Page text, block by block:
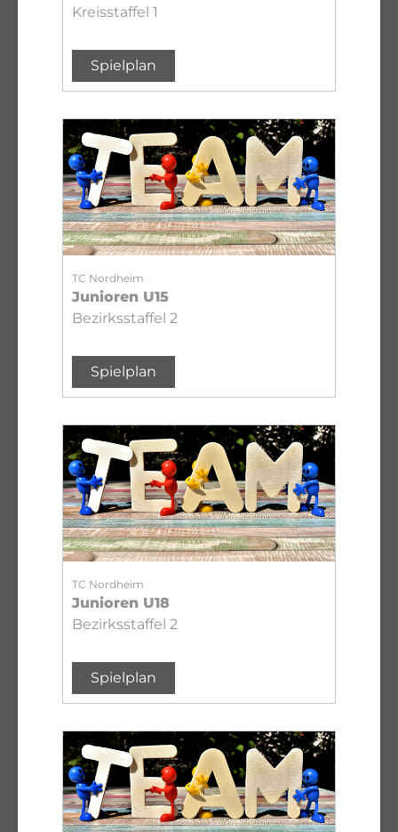
Kreisstaffel 1
Spielplan
TC Nordheim
Junioren U15
Bezirksstaffel 2
Spielplan
TC Nordheim
Junioren U18
Bezirksstaffel 2
Spielplan